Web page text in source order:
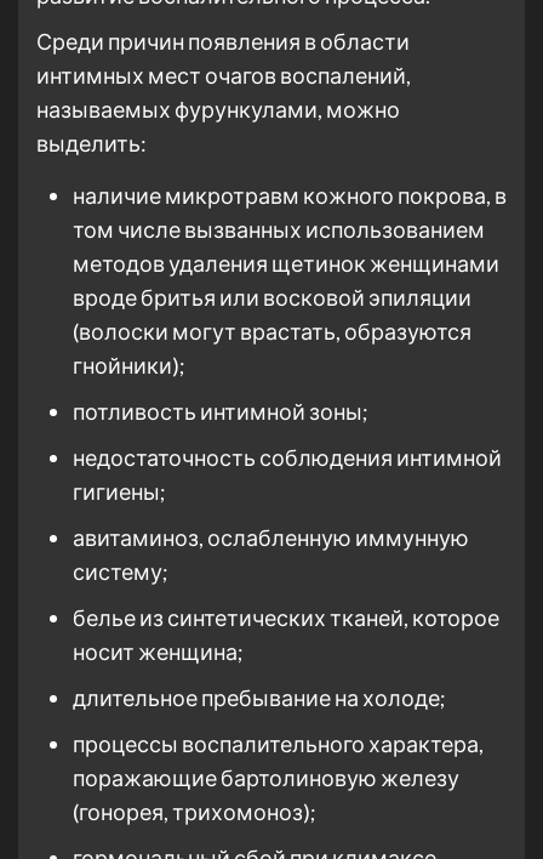
Среди причин появления в области
интимных мест очагов воспалений,
называемых фурункулами, можно
выделить:
наличие микротравм кожного покрова, в
том числе вызванных использованием
методов удаления щетинок женщинами
вроде бритья или восковой эпиляции
(волоски могут врастать, образуются
гнойники);
потливость интимной зоны;
недостаточность соблюдения интимной
гигиены;
авитаминоз, ослабленную иммунную
систему;
белье из синтетических тканей, которое
носит женщина;
длительное пребывание на холоде;
процессы воспалительного характера,
поражающие бартолиновую железу
(гонорея, трихомоноз);